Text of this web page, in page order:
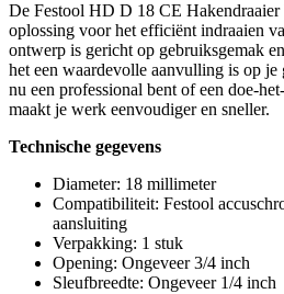
De Festool HD D 18 CE Hakendraaier
oplossing voor het efficiënt indraaien
ontwerp is gericht op gebruiksgemak
het een waardevolle aanvulling is op je
nu een professional bent of een doe-
maakt je werk eenvoudiger en sneller.
Technische gegevens
Diameter: 18 millimeter
Compatibiliteit: Festool
aansluiting
Verpakking: 1 stuk
Opening: Ongeveer 3/4 inch
Sleufbreedte: Ongeveer 1/4 inch